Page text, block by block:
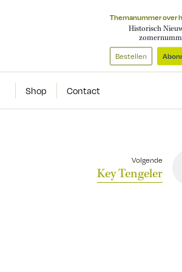
Themanummer over
Historisch
Bestellen
Shop Contact
Volgende
Key Tengeler